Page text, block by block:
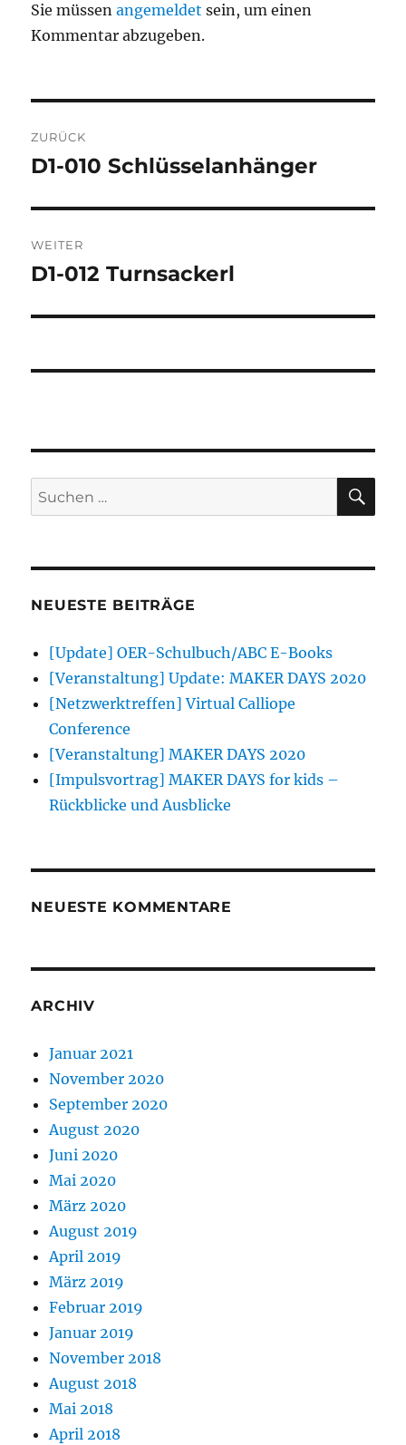
Sie müssenangemeldet sein, um einen
Kommentar abzugeben.
ZURÜCK
Vorheriger
D1-010 Schlüsselanhänger
WEITER
Nächster
D1-012 Turnsackerl
Suchen
nach:
NEUESTE BEITRÄGE
[Update] OER-Schulbuch/ABC E-Books
[Veranstaltung] Update: MAKER DAYS 2020
[Netzwerktreffen] Virtual Calliope
Conference
[Veranstaltung] MAKER DAYS 2020
[Impulsvortrag] MAKER DAYS for kids –
Rückblicke und Ausblicke
NEUESTE KOMMENTARE
ARCHIV
Januar 2021
November 2020
September 2020
August 2020
Juni 2020
Mai 2020
März 2020
August 2019
April 2019
März 2019
Februar 2019
Januar 2019
November 2018
August 2018
Mai 2018
April 2018